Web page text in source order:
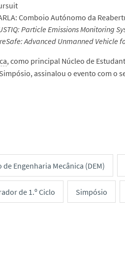
Comboio Autónomo da
Particle Emissions Monitoring
Advanced Unmanned Vehicle
, como principal Núcleo de
assinalou o evento com o
Engenharia Mecânica (DEM)
de 1.º Ciclo Simpósio